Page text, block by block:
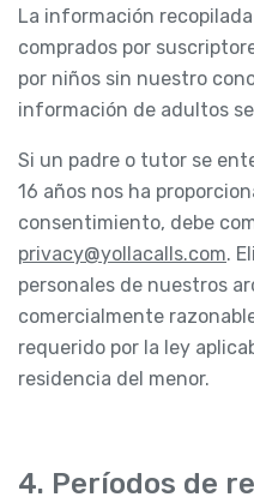
La información
comprados por
por niños sin nuestro
información de adultos
Si un padre o tutor se
16 años nos ha
consentimiento, debe
privacy@yollacalls.com.
personales de nuestros
comercialmente
requerido por la ley
residencia del menor.
4. Períodos de